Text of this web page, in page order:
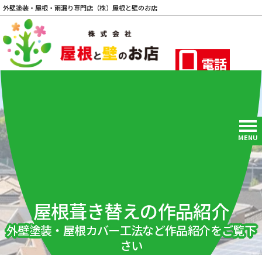
外壁塗装・屋根・雨漏り専門店（株）屋根と壁のお店
電話
MENU
屋根葺き替えの作品紹介
外壁塗装・屋根カバー工法など作品紹介をご覧下
さい